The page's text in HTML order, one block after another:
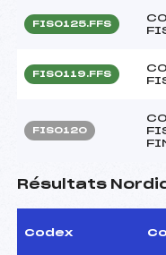
FIS0125.FFS
FIS0119.FFS
FIS0120
Résultats
Codex